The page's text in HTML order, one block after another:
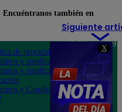
X
Siguiente
Encuéntranos también en
de privacidad
y condiciones
y condiciones
y Condiciones
Teléfono: 219
Av. San
Felipe 968
Jesús María